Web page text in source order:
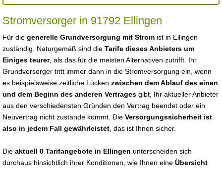
Stromversorger in 91792 Ellingen
Für die generelle Grundversorgung mit Strom ist in Ellingen
zuständig. Naturgemäß sind die Tarife dieses Anbieters um
Einiges teurer, als das für die meisten Alternativen zutrifft. Ihr
Grundversorger tritt immer dann in die Stromversorgung ein, wenn
es beispielsweise zeitliche Lücken zwischen dem Ablauf des einen
und dem Beginn des anderen Vertrages gibt, Ihr aktueller Anbieter
aus den verschiedensten Gründen den Vertrag beendet oder ein
Neuvertrag nicht zustande kommt. Die Versorgungssicherheit ist
also in jedem Fall gewährleistet , das ist Ihnen sicher.
Die aktuell 0 Tarifangebote in Ellingen unterscheiden sich
durchaus hinsichtlich ihrer Konditionen, wie Ihnen eine Übersicht